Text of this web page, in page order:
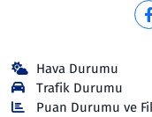
Hava Durumu
Trafik Durumu
Puan Durumu ve